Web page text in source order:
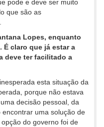
pode e deve ser muito
que são as
Lopes, enquanto
É claro que já estar a
deve ter facilitado a
esta situação da
porque não estava
decisão pessoal, da
uma solução de
do governo foi de